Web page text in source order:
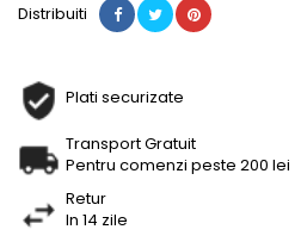
Distribuiti
Plati securizate
Transport Gratuit
Pentru comenzi peste 200 lei
Retur
In 14 zile